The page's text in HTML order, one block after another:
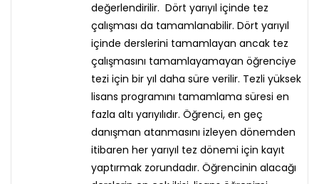
değerlendirilir. Dört yarıyıl içinde tez
çalışması da tamamlanabilir. Dört yarıyıl
içinde derslerini tamamlayan ancak tez
çalışmasını tamamlayamayan öğrenciye
tezi için bir yıl daha süre verilir. Tezli yüksek
lisans programını tamamlama süresi en
fazla altı yarıyılıdır. Öğrenci, en geç
danışman atanmasını izleyen dönemden
itibaren her yarıyıl tez dönemi için kayıt
yaptırmak zorundadır. Öğrencinin alacağı